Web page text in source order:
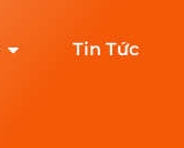
Tin Tức